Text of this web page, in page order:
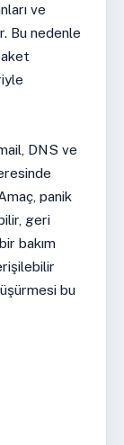
ve
Bu nedenle
DNS ve
panik
geri
bakım
bu